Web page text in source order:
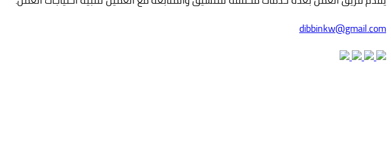
dibbinkw@gmail.com